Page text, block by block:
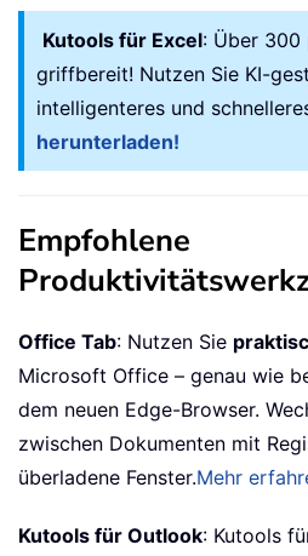
Kutools für Excel: Über 300
griffbereit! Nutzen Sie KI-
intelligenteres und
herunterladen!
Empfohlene
Office Tab: Nutzen Sie
Microsoft Office – genau wie
dem neuen Edge-Browser.
zwischen Dokumenten mit
überladene Fenster.Mehr
Kutools für Outlook: Kutools